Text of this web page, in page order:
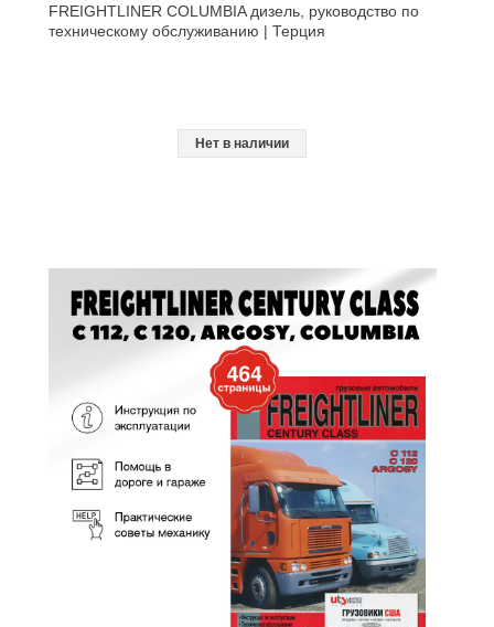
FREIGHTLINER COLUMBIA дизель, руководство по
техническому обслуживанию | Терция
Нет в наличии